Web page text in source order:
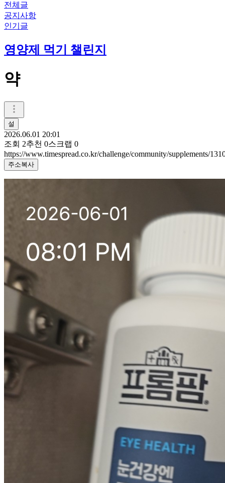
전체글
공지사항
인기글
영양제 먹기 챌린지
약
설
2026.06.01 20:01
조회 2추천 0스크랩 0
https://www.timespread.co.kr/challenge/community/supplements/
주소복사